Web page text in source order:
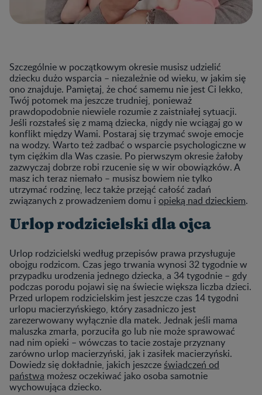
Szczególnie w początkowym okresie musisz udzielić
dziecku dużo wsparcia – niezależnie od wieku, w jakim się
ono znajduje. Pamiętaj, że choć samemu nie jest Ci lekko,
Twój potomek ma jeszcze trudniej, ponieważ
prawdopodobnie niewiele rozumie z zaistniałej sytuacji.
Jeśli rozstałeś się z mamą dziecka, nigdy nie wciągaj go w
konflikt między Wami. Postaraj się trzymać swoje emocje
na wodzy. Warto też zadbać o wsparcie psychologiczne w
tym ciężkim dla Was czasie. Po pierwszym okresie żałoby
zazwyczaj dobrze robi rzucenie się w wir obowiązków. A
masz ich teraz niemało – musisz bowiem nie tylko
utrzymać rodzinę, lecz także przejąć całość zadań
związanych z prowadzeniem domu i opieką nad dzieckiem.
Urlop rodzicielski dla ojca
Urlop rodzicielski według przepisów prawa przysługuje
obojgu rodzicom. Czas jego trwania wynosi 32 tygodnie w
przypadku urodzenia jednego dziecka, a 34 tygodnie – gdy
podczas porodu pojawi się na świecie większa liczba dzieci.
Przed urlopem rodzicielskim jest jeszcze czas 14 tygodni
urlopu macierzyńskiego, który zasadniczo jest
zarezerwowany wyłącznie dla matek. Jednak jeśli mama
maluszka zmarła, porzuciła go lub nie może sprawować
nad nim opieki – wówczas to tacie zostaje przyznany
zarówno urlop macierzyński, jak i zasiłek macierzyński.
Dowiedz się dokładnie, jakich jeszczeświadczeń od
państwa możesz oczekiwać jako osoba samotnie
wychowująca dziecko.